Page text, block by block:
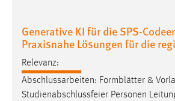
Generative KI für die SPS-
Praxisnahe Lösungen für die
Relevanz:
Abschlussarbeiten: Formblätter &
Studienabschlussfeier Personen